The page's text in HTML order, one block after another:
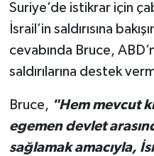
Suriye’de istikrar için
İsrail’in saldırısına
cevabında Bruce,
saldırılarına destek
Bruce, "Hem mevcut
egemen devlet
sağlamak amacıyla,